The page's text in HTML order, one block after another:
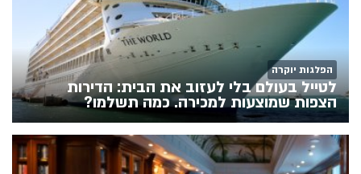
הפלגות יוקרה
לטייל בעולם בלי לעזוב את הבית: הדירות
הצפות שמוצעות למכירה. כמה תשלמו?